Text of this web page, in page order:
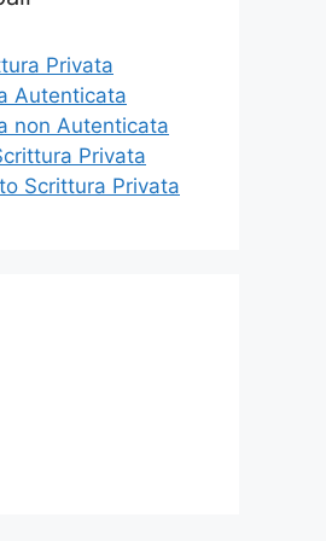
Privata
Autenticata
non Autenticata
Privata
Scrittura Privata